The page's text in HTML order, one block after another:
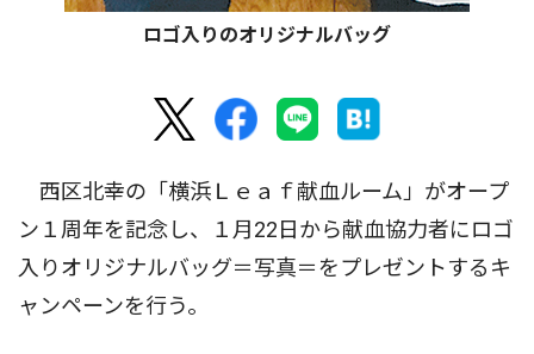
ロゴ入りのオリジナルバッグ
西区北幸の「横浜Ｌｅａｆ献血ルーム」がオープ
ン１周年を記念し、１月22日から献血協力者にロゴ
入りオリジナルバッグ＝写真＝をプレゼントするキ
ャンペーンを行う。